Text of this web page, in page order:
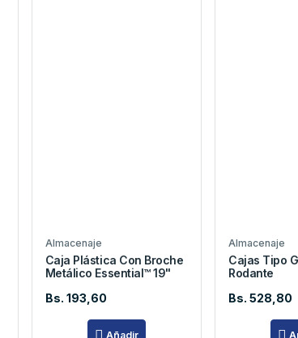
Almacenaje
Caja Plástica Con Broche
Metálico Essential™ 19"
Bs. 193,60
Añadir
Almacenaje
Cajas Tipo
Rodante
Bs. 528,80